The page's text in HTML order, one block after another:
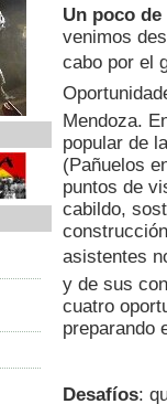
Un poco
venimos
cabo por el
Mendoza.
popular de
(Pañuelos
puntos de
cabildo,
asistentes
y de sus
cuatro
preparando
Desafíos: